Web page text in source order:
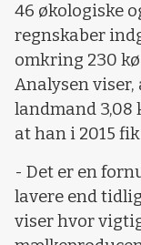
46 økologiske
regnskaber
omkring 230
Analysen viser,
landmand 3,08
at han i 2015
- Det er en
lavere end
viser hvor